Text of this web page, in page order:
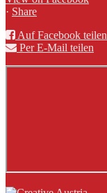
· Share
Auf Facebook teilen
Per E-Mail teilen